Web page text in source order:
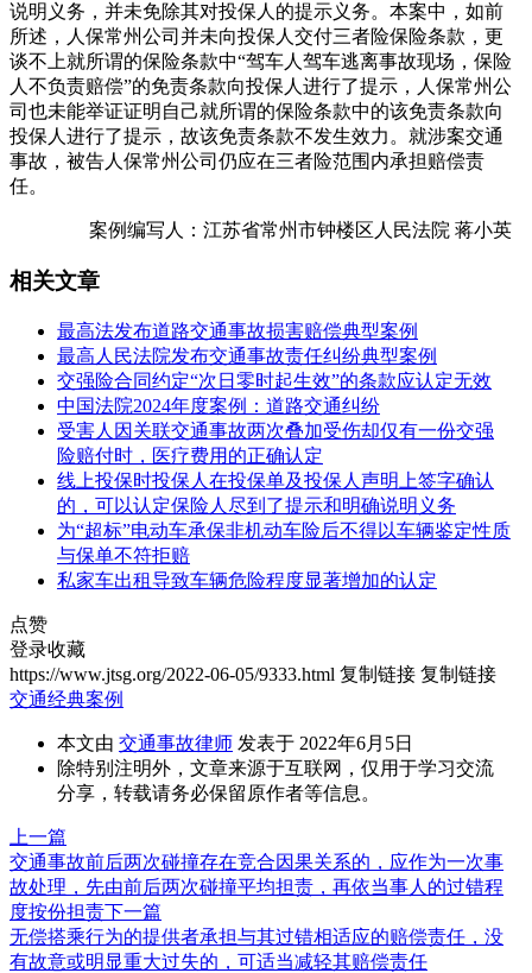
说明义务，并未免除其对投保人的提示义务。本案中，如前
所述，人保常州公司并未向投保人交付三者险保险条款，更
谈不上就所谓的保险条款中“驾车人驾车逃离事故现场，保险
人不负责赔偿”的免责条款向投保人进行了提示，人保常州公
司也未能举证证明自己就所谓的保险条款中的该免责条款向
投保人进行了提示，故该免责条款不发生效力。就涉案交通
事故，被告人保常州公司仍应在三者险范围内承担赔偿责
任。
案例编写人：江苏省常州市钟楼区人民法院 蒋小英
相关文章
最高法发布道路交通事故损害赔偿典型案例
最高人民法院发布交通事故责任纠纷典型案例
交强险合同约定“次日零时起生效”的条款应认定无效
中国法院2024年度案例：道路交通纠纷
受害人因关联交通事故两次叠加受伤却仅有一份交强
险赔付时，医疗费用的正确认定
线上投保时投保人在投保单及投保人声明上签字确认
的，可以认定保险人尽到了提示和明确说明义务
为“超标”电动车承保非机动车险后不得以车辆鉴定性质
与保单不符拒赔
私家车出租导致车辆危险程度显著增加的认定
点赞
登录收藏
https://www.jtsg.org/2022-06-05/9333.html 复制链接 复制链接
交通经典案例
本文由 交通事故律师 发表于 2022年6月5日
除特别注明外，文章来源于互联网，仅用于学习交流
分享，转载请务必保留原作者等信息。
上一篇
交通事故前后两次碰撞存在竞合因果关系的，应作为一次事
故处理，先由前后两次碰撞平均担责，再依当事人的过错程
度按份担责下一篇
无偿搭乘行为的提供者承担与其过错相适应的赔偿责任，没
有故意或明显重大过失的，可适当减轻其赔偿责任